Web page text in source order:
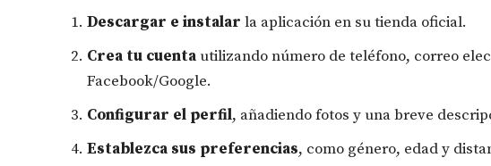
Descargar e instalar la aplicación en su tienda oficial.
Crea tu cuenta utilizando número de teléfono, correo
Facebook/Google.
Configurar el perfil, añadiendo fotos y una breve
Establezca sus preferencias, como género, edad y